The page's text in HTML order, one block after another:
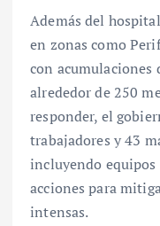
Además del
en zonas como
con acumulaciones
alrededor de 250
responder, el
trabajadores y 43
incluyendo equipos
acciones para
intensas.